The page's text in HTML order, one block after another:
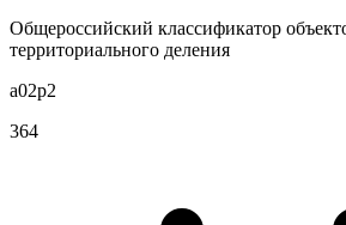
Общероссийский классификатор
территориального деления
a02p2
364